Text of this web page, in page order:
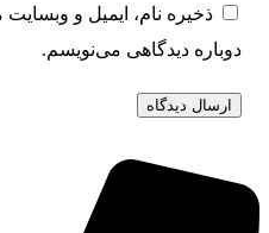
ذخیره نام، ایمیل و
دوباره دیدگاهی می‌نویسم.